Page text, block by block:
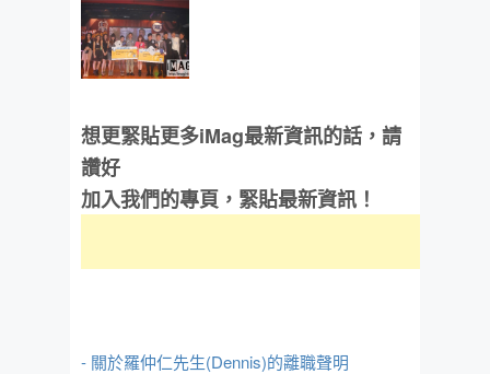
想更緊貼更多iMag最新資訊的話，請
讚好
加入我們的專頁，緊貼最新資訊！
- 關於羅仲仁先生(Dennis)的離職聲明